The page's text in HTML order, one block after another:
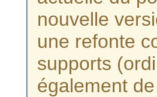
nouvelle
une refonte
supports
également